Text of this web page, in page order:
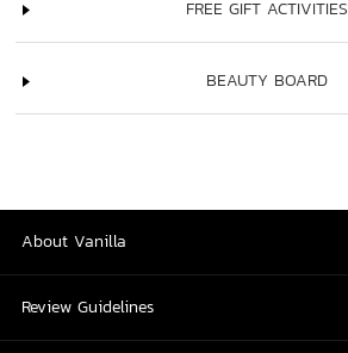
FREE GIFT ACTIVITIES
BEAUTY BOARD
About Vanilla
Review Guidelines